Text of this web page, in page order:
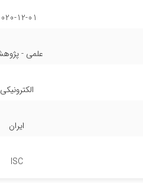
12-01
علمی -
الکترونیکی
ایران
ISC